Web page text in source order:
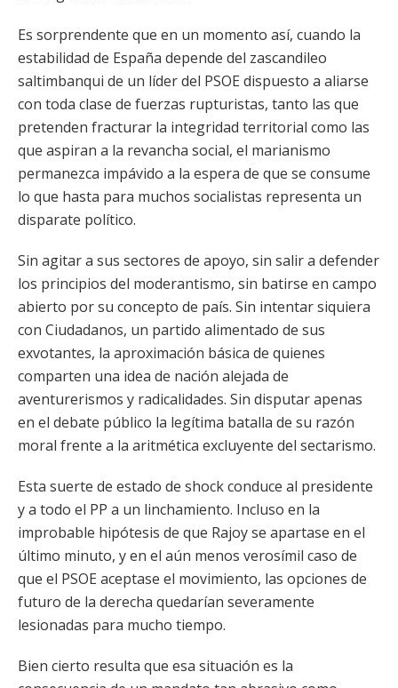
Es sorprendente que en un momento así, cuando la
estabilidad de España depende del zascandileo
saltimbanqui de un líder del PSOE dispuesto a aliarse
con toda clase de fuerzas rupturistas, tanto las que
pretenden fracturar la integridad territorial como las
que aspiran a la revancha social, el marianismo
permanezca impávido a la espera de que se consume
lo que hasta para muchos socialistas representa un
disparate político.
Sin agitar a sus sectores de apoyo, sin salir a defender
los principios del moderantismo, sin batirse en campo
abierto por su concepto de país. Sin intentar siquiera
con Ciudadanos, un partido alimentado de sus
exvotantes, la aproximación básica de quienes
comparten una idea de nación alejada de
aventurerismos y radicalidades. Sin disputar apenas
en el debate público la legítima batalla de su razón
moral frente a la aritmética excluyente del sectarismo.
Esta suerte de estado de shock conduce al presidente
y a todo el PP a un linchamiento. Incluso en la
improbable hipótesis de que Rajoy se apartase en el
último minuto, y en el aún menos verosímil caso de
que el PSOE aceptase el movimiento, las opciones de
futuro de la derecha quedarían severamente
lesionadas para mucho tiempo.
Bien cierto resulta que esa situación es la